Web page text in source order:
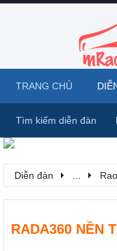
Diễn đàn
RADA360 NỀN
TRANG CHỦ
Tìm kiếm diễn đàn